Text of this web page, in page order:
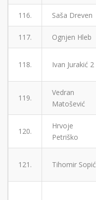
116. Saša Dreven
117. Ognjen Hleb
118. Ivan Jurakić 2
119.
Vedran
Matošević
120.
Hrvoje
Petriško
121. Tihomir Sopić